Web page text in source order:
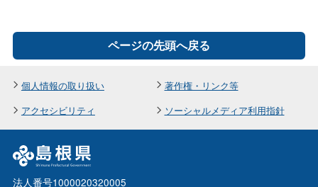
ページの先頭へ戻る
個人情報の取り扱い
著作権・リンク等
アクセシビリティ
ソーシャルメディア利用指針
法人番号1000020320005